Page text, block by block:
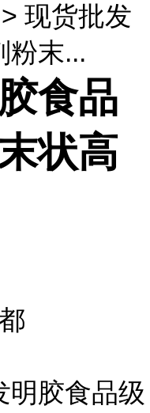
> 现货批发
粉末...
食品
状高
明胶食品级